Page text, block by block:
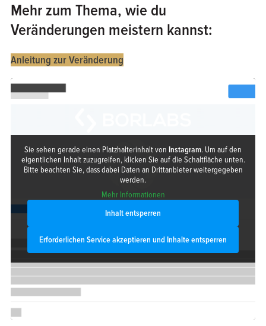
Mehr zum Thema, wie du
Veränderungen meistern kannst:
Anleitung zur Veränderung
Sie sehen gerade einen Platzhalterinhalt von Instagram. Um auf den
eigentlichen Inhalt zuzugreifen, klicken Sie auf die Schaltfläche unten.
Bitte beachten Sie, dass dabei Daten an Drittanbieter weitergegeben
werden.
Mehr Informationen
Inhalt entsperren
Erforderlichen Service akzeptieren und Inhalte entsperren